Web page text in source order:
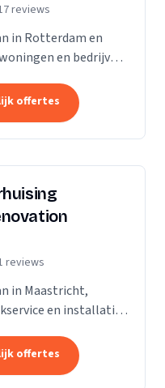
reviews
in Rotterdam en
en bedrijven
offertes
reviews
in Maastricht,
en installatie
offertes